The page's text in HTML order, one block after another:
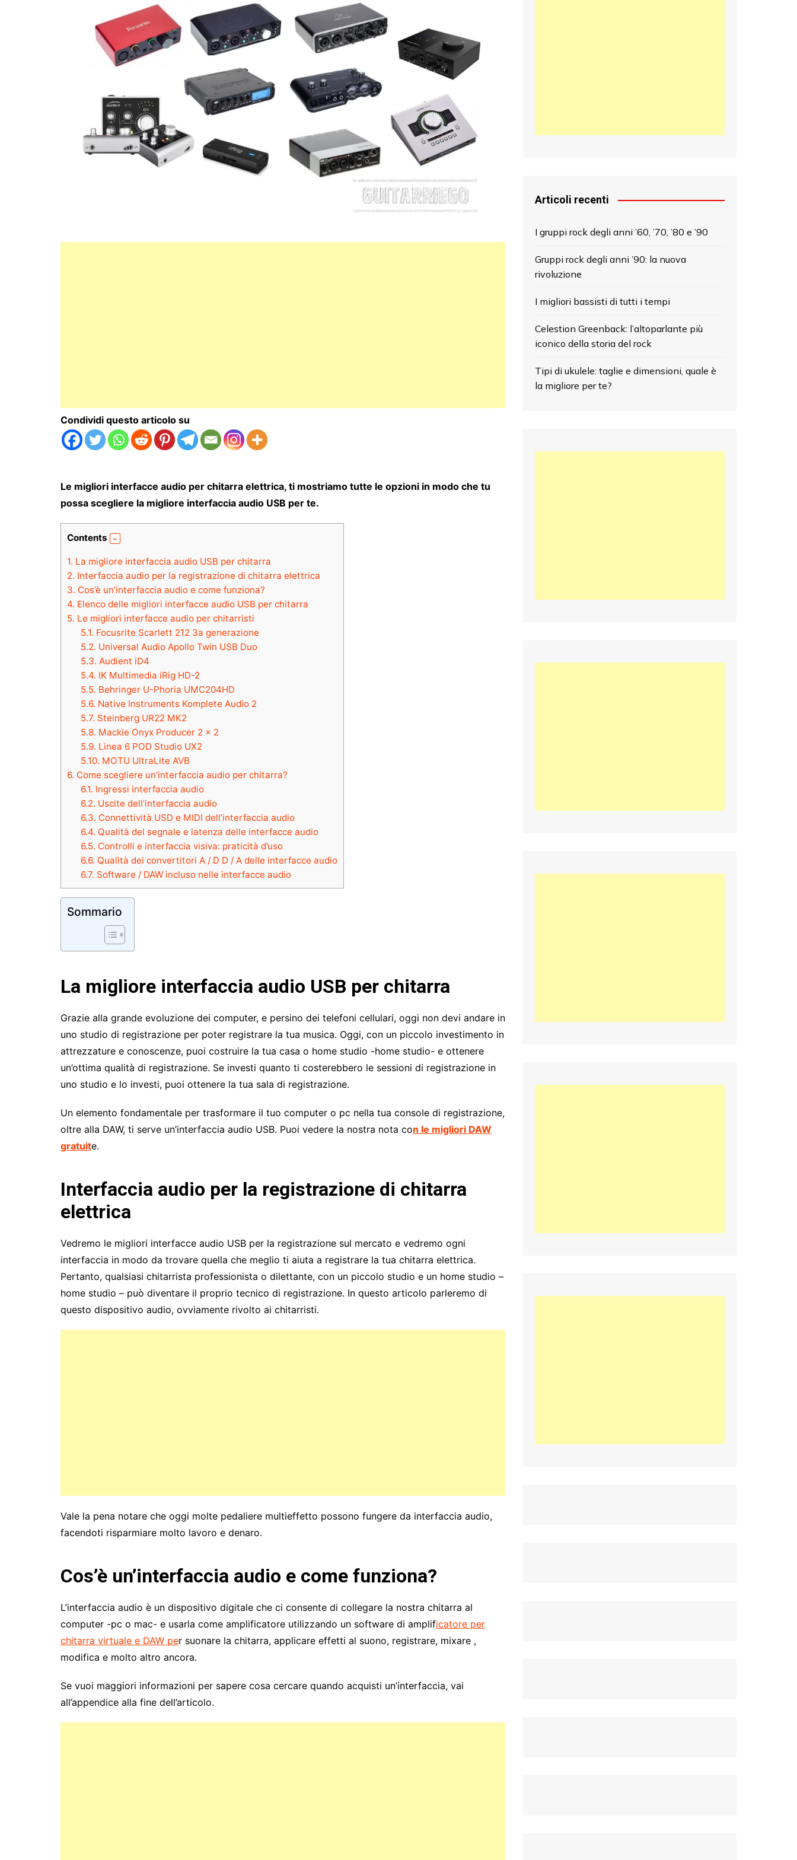
Condividi questo articolo su
Le migliori interfacce audio per chitarra elettrica, ti mostriamo tutte le opzioni in modo che tu
possa scegliere la migliore interfaccia audio USB per te.
Contents
1. La migliore interfaccia audio USB per chitarra
2. Interfaccia audio per la registrazione di chitarra elettrica
3. Cos’è un’interfaccia audio e come funziona?
4. Elenco delle migliori interfacce audio USB per chitarra
5. Le migliori interfacce audio per chitarristi
5.1. Focusrite Scarlett 212 3a generazione
5.2. Universal Audio Apollo Twin USB Duo
5.3. Audient iD4
5.4. IK Multimedia iRig HD-2
5.5. Behringer U-Phoria UMC204HD
5.6. Native Instruments Komplete Audio 2
5.7. Steinberg UR22 MK2
5.8. Mackie Onyx Producer 2 × 2
5.9. Linea 6 POD Studio UX2
5.10. MOTU UltraLite AVB
6. Come scegliere un’interfaccia audio per chitarra?
6.1. Ingressi interfaccia audio
6.2. Uscite dell’interfaccia audio
6.3. Connettività USD e MIDI dell’interfaccia audio
6.4. Qualità del segnale e latenza delle interfacce audio
6.5. Controlli e interfaccia visiva: praticità d’uso
6.6. Qualità dei convertitori A / D D / A delle interfacce audio
6.7. Software / DAW incluso nelle interfacce audio
Sommario
La migliore interfaccia audio USB per chitarra
Grazie alla grande evoluzione dei computer, e persino dei telefoni cellulari, oggi non devi andare in
uno studio di registrazione per poter registrare la tua musica. Oggi, con un piccolo investimento in
attrezzature e conoscenze, puoi costruire la tua casa o home studio -home studio- e ottenere
un’ottima qualità di registrazione. Se investi quanto ti costerebbero le sessioni di registrazione in
uno studio e lo investi, puoi ottenere la tua sala di registrazione.
Un elemento fondamentale per trasformare il tuo computer o pc nella tua console di registrazione,
oltre alla DAW, ti serve un’interfaccia audio USB. Puoi vedere la nostra nota con le migliori DAW
gratuite.
Interfaccia audio per la registrazione di chitarra
elettrica
Vedremo le migliori interfacce audio USB per la registrazione sul mercato e vedremo ogni
interfaccia in modo da trovare quella che meglio ti aiuta a registrare la tua chitarra elettrica.
Pertanto, qualsiasi chitarrista professionista o dilettante, con un piccolo studio e un home studio –
home studio – può diventare il proprio tecnico di registrazione. In questo articolo parleremo di
questo dispositivo audio, ovviamente rivolto ai chitarristi.
Vale la pena notare che oggi molte pedaliere multieffetto possono fungere da interfaccia audio,
facendoti risparmiare molto lavoro e denaro.
Cos’è un’interfaccia audio e come funziona?
L’interfaccia audio è un dispositivo digitale che ci consente di collegare la nostra chitarra al
computer -pc o mac- e usarla come amplificatore utilizzando un software di amplificatore per
chitarra virtuale e DAW per suonare la chitarra, applicare effetti al suono, registrare, mixare ,
modifica e molto altro ancora.
Se vuoi maggiori informazioni per sapere cosa cercare quando acquisti un’interfaccia, vai
all’appendice alla fine dell’articolo.
Articoli recenti
I gruppi rock degli anni ’60, ’70, ’80 e ’90
Gruppi rock degli anni ’90: la nuova
rivoluzione
I migliori bassisti di tutti i tempi
Celestion Greenback: l’altoparlante più
iconico della storia del rock
Tipi di ukulele: taglie e dimensioni, quale è
la migliore per te?